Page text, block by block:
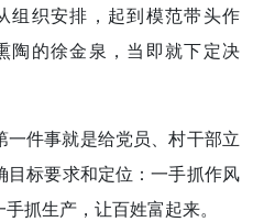
组织安排，起到模范带头作
陶的徐金泉，当即就下定决
件事就是给党员、村干部立
标要求和定位：一手抓作风
抓生产，让百姓富起来。